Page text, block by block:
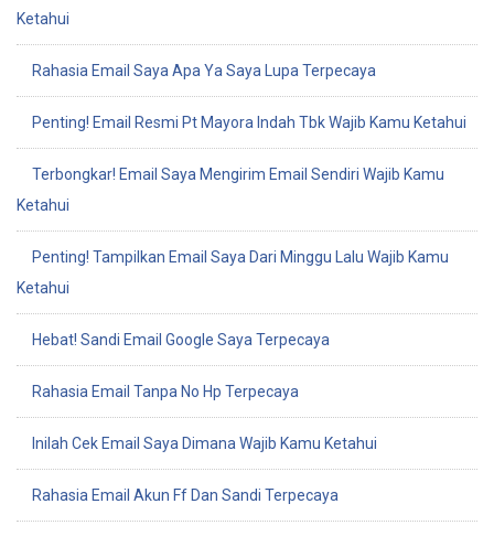
Ketahui
Rahasia Email Saya Apa Ya Saya Lupa Terpecaya
Penting! Email Resmi Pt Mayora Indah Tbk Wajib Kamu Ketahui
Terbongkar! Email Saya Mengirim Email Sendiri Wajib Kamu
Ketahui
Penting! Tampilkan Email Saya Dari Minggu Lalu Wajib Kamu
Ketahui
Hebat! Sandi Email Google Saya Terpecaya
Rahasia Email Tanpa No Hp Terpecaya
Inilah Cek Email Saya Dimana Wajib Kamu Ketahui
Rahasia Email Akun Ff Dan Sandi Terpecaya